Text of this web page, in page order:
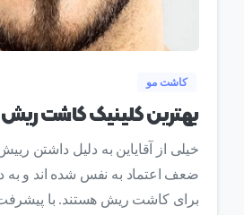
کاشت مو
بهترین کلینیک کاشت ریش
خیلی از آقایاین به دلیل داشتن
ضعف اعتماد به نفس شده اند و به
برای کاشت ریش هستند. با